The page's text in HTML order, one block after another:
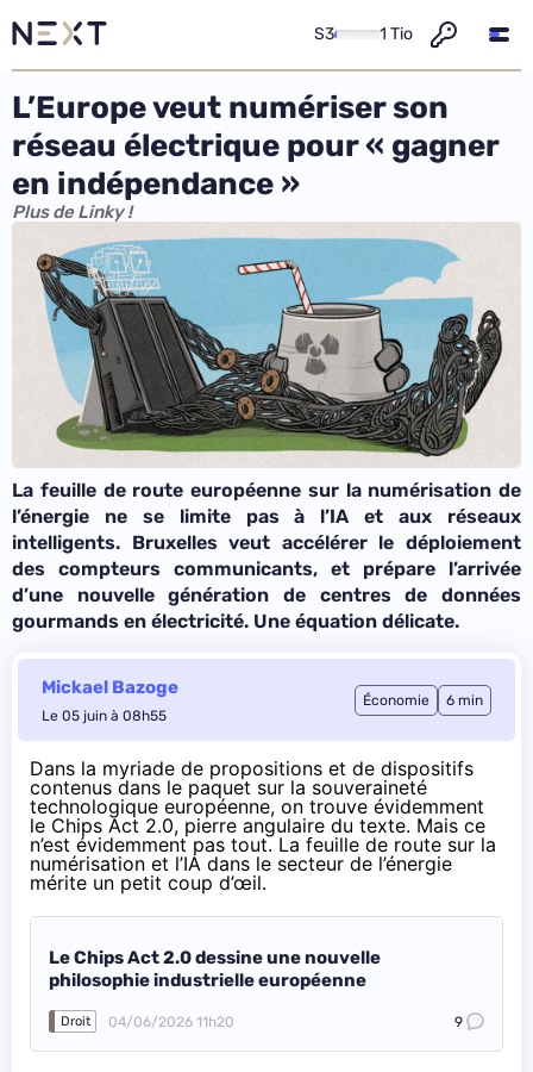
S3 1 Tio
L’Europe veut numériser son
réseau électrique pour « gagner
en indépendance »
Plus de Linky !
La feuille de route européenne sur la numérisation de
l’énergie ne se limite pas à l’IA et aux réseaux
intelligents. Bruxelles veut accélérer le déploiement
des compteurs communicants, et prépare l’arrivée
d’une nouvelle génération de centres de données
gourmands en électricité. Une équation délicate.
Mickael Bazoge
Le 05 juin à 08h55
Économie 6 min
Dans la myriade de propositions et de dispositifs
contenus dans le paquet sur la souveraineté
technologique européenne, on trouve évidemment
le Chips Act 2.0, pierre angulaire du texte. Mais ce
n’est évidemment pas tout. La feuille de route sur la
numérisation et l’IA dans le secteur de l’énergie
mérite un petit coup d’œil.
Le Chips Act 2.0 dessine une nouvelle
philosophie industrielle européenne
Droit 04/06/2026 11h20 9